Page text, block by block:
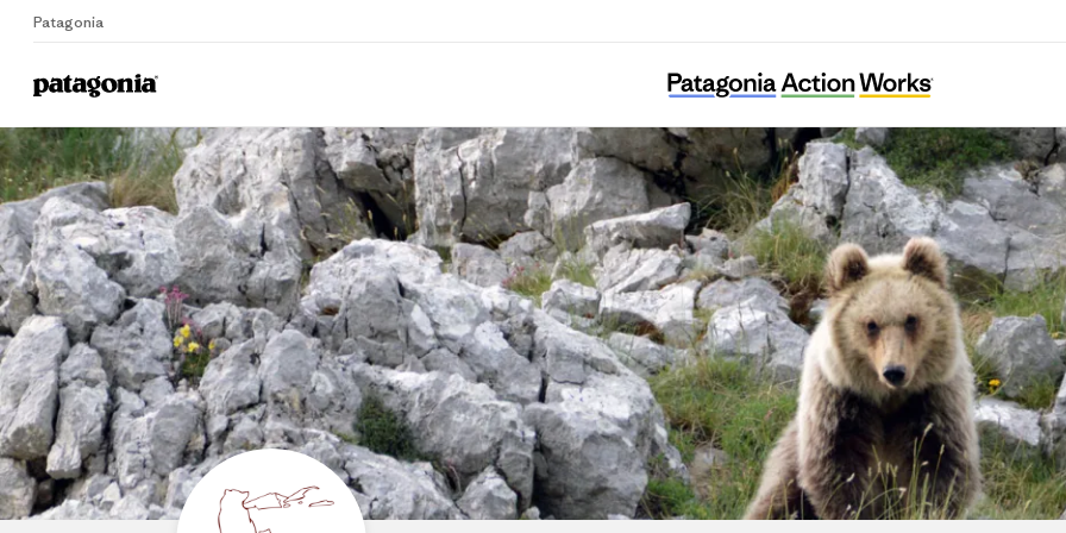
Patagonia
Home
Salviamo l’Orso